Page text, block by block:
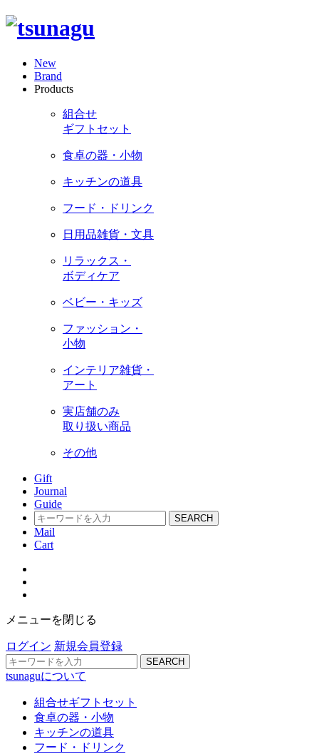
New
Brand
Products
組合せ
ギフトセット
食卓の器・小物
キッチンの道具
フード・ドリンク
日用品雑貨・文具
リラックス・
ボディケア
ベビー・キッズ
ファッション・
小物
インテリア雑貨・
アート
実店舗のみ
取り扱い商品
その他
Gift
Journal
Guide
SEARCH
Mail
Cart
メニューを閉じる
ログイン 新規会員登録
SEARCH
tsunaguについて
組合せギフトセット
食卓の器・小物
キッチンの道具
フード・ドリンク